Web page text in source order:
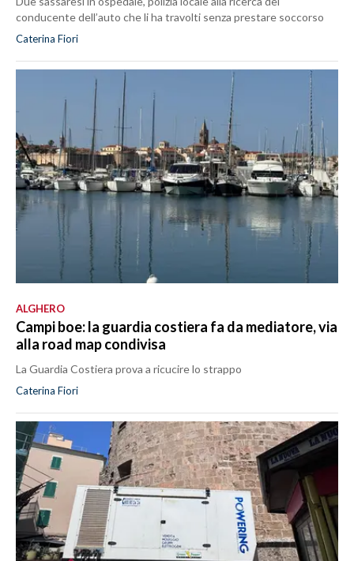
conducente dell’auto che li ha travolti senza prestare soccorso
Caterina Fiori
ALGHERO
Campi boe: la guardia costiera fa da mediatore, via
alla road map condivisa
La Guardia Costiera prova a ricucire lo strappo
Caterina Fiori